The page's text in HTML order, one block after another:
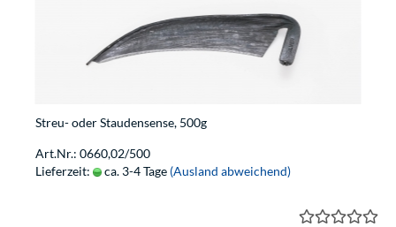
Streu- oder Staudensense, 500g
Art.Nr.: 0660,02/500
Lieferzeit:
ca. 3-4 Tage (Ausland abweichend)